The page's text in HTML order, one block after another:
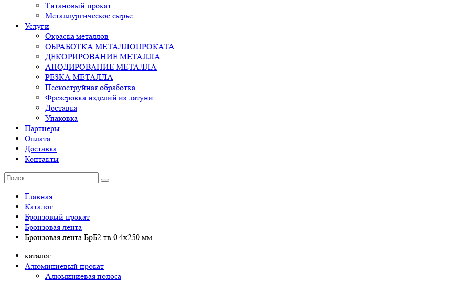
Титановый прокат
Металлургическое сырье
Услуги
Окраска металлов
ОБРАБОТКА МЕТАЛЛОПРОКАТА
ДЕКОРИРОВАНИЕ МЕТАЛЛА
АНОДИРОВАНИЕ МЕТАЛЛА
РЕЗКА МЕТАЛЛА
Пескоструйная обработка
Фрезеровка изделий из латуни
Доставка
Упаковка
Партнеры
Оплата
Доставка
Контакты
Главная
Каталог
Бронзовый прокат
Бронзовая лента
Бронзовая лента БрБ2 тв 0.4x250 мм
каталог
Алюминиевый прокат
Алюминиевая полоса